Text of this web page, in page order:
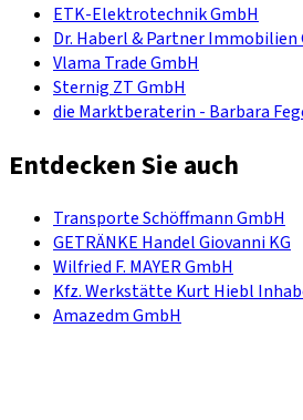
ETK-Elektrotechnik GmbH
Dr. Haberl & Partner Immobilien
Vlama Trade GmbH
Sternig ZT GmbH
die Marktberaterin - Barbara
Entdecken Sie auch
Transporte Schöffmann GmbH
GETRÄNKE Handel Giovanni KG
Wilfried F. MAYER GmbH
Kfz. Werkstätte Kurt Hiebl
Amazedm GmbH